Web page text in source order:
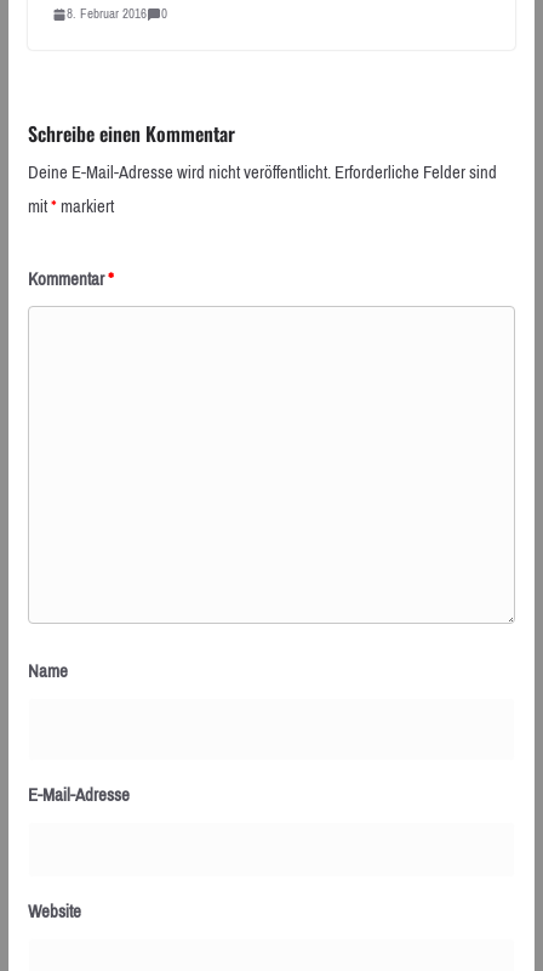
8. Februar 2016 0
Schreibe einen Kommentar
Deine E-Mail-Adresse wird nicht veröffentlicht.Erforderliche Felder sind
mit*markiert
Kommentar*
Name
E-Mail-Adresse
Website